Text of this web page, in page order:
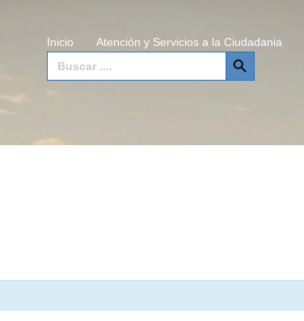
Inicio Atención y Servicios a la Ciudadania
Search
for:
SEARCH BUTTON